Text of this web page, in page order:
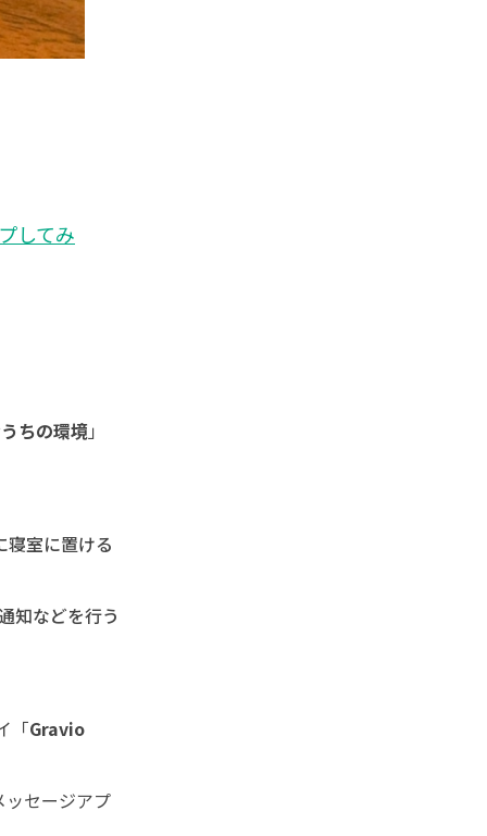
してみ
ちの環境」
寝室に置ける
知などを行う
「Gravio
ッセージアプ